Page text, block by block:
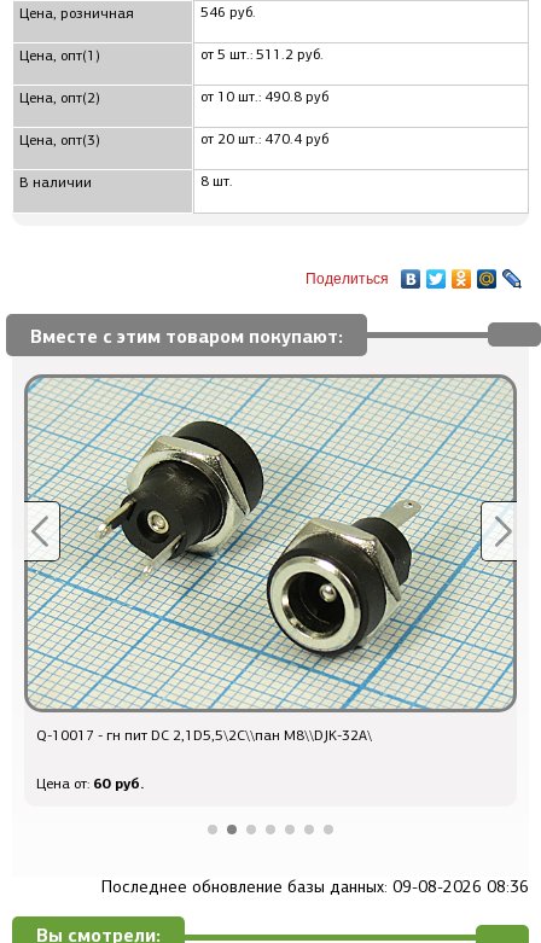
Цена, розничная
Цена, опт(1)
Цена, опт(2)
Цена, опт(3)
В наличии
546 руб.
от 5 шт.: 511.2 руб.
от 10 шт.: 490.8 руб
от 20 шт.: 470.4 руб
8 шт.
Поделиться
Вместе с этим товаром покупают:
Q-10017 - гн пит DC 2,1D5,5\2C\\пан М8\\DJK-32A\
Цена от: 60 руб.
Последнее обновление базы данных: 09-08-2026 08:36
Вы смотрели: